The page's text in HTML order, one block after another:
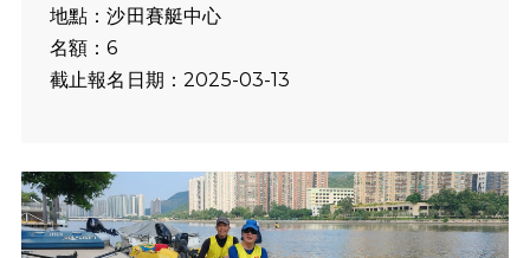
地點：沙田賽艇中心
名額：6
截止報名日期：2025-03-13